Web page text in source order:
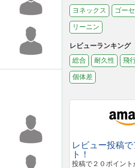
ヨネックス
ゴー
リーニン
レビューランキング
総合
耐久性 飛
個体差
レビュー投稿
ト！
投稿で２０ポイント